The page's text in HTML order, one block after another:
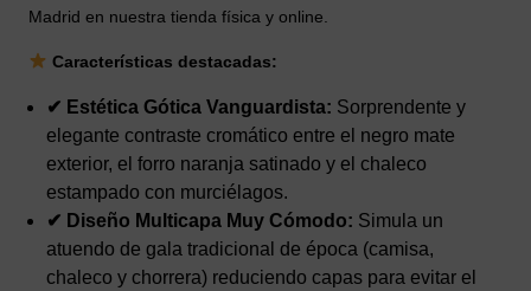
Madrid en nuestra tienda física y online.
Características destacadas:
✔ Estética Gótica Vanguardista: Sorprendente y
elegante contraste cromático entre el negro mate
exterior, el forro naranja satinado y el chaleco
estampado con murciélagos.
✔ Diseño Multicapa Muy Cómodo: Simula un
atuendo de gala tradicional de época (camisa,
chaleco y chorrera) reduciendo capas para evitar el